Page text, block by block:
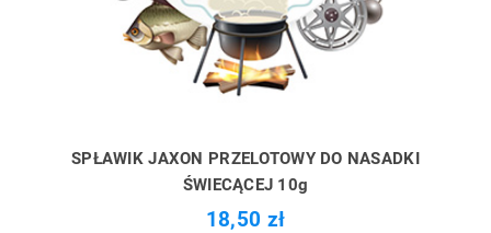
SPŁAWIK JAXON PRZELOTOWY DO NASADKI
ŚWIECĄCEJ 10g
18,50 zł